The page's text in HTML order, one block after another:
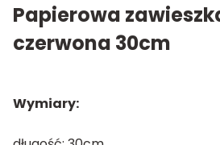
Papierowa
czerwona 30cm
Wymiary: